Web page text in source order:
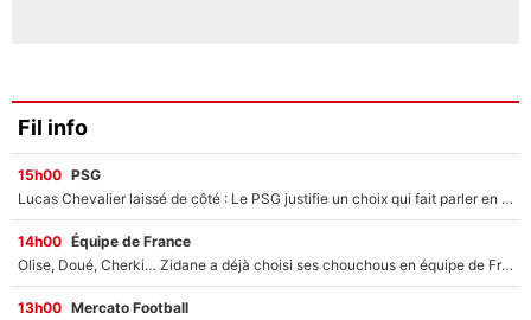
Fil info
15h00 PSG
Lucas Chevalier laissé de côté : Le PSG justifie un choix qui fait parler en plein mercato
14h00 Équipe de France
Olise, Doué, Cherki… Zidane a déjà choisi ses chouchous en équipe de France ? L’IA annonce des surprises sans Kylian Mbappé !
13h00 Mercato Football